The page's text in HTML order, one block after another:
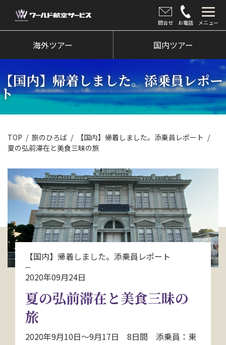
問合せ お電話 メニュー
海外ツアー
クルーズツアー
ツアー催行状況
旅のひろば
イベント
新着情報
会社情報
お問い合わせ
電話にてお問い合わせ
海外ツアー 国内ツアー
【国内】帰着しました。添乗員レポー
ト
TOP 旅のひろば
【国内】帰着しました。添乗員レポート
夏の弘前滞在と美食三昧の旅
【国内】帰着しました。添乗員レポート
2020年09月24日
夏の弘前滞在と美食三昧の
旅
2020年9月10日～9月17日 8日間 添乗員：東